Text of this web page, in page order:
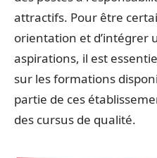
attractifs. Pour être
orientation et d’intégrer
aspirations, il est
sur les formations
partie de ces
des cursus de qualité.